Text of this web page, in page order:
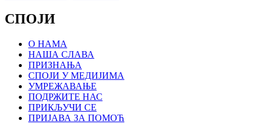
СПОЈИ
О НАМА
НАША СЛАВА
ПРИЗНАЊА
СПОЈИ У МЕДИЈИМА
УМРЕЖАВАЊЕ
ПОДРЖИТЕ НАС
ПРИКЉУЧИ СЕ
ПРИЈАВА ЗА ПОМОЋ